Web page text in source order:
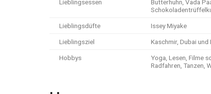
Lieblingsessen
Butterhuhn, Vada
Lieblingsdüfte Issey Miyake
Lieblingsziel Kaschmir, Dubai und
Hobbys
Yoga, Lesen, Filme
Radfahren, Tanzen,